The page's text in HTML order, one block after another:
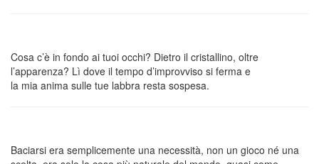
Cosa c’è in fondo ai tuoi occhi? Dietro il cristallino, oltre
l’apparenza? Lì dove il tempo d’improvviso si ferma e
la mia anima sulle tue labbra resta sospesa.
Baciarsi era semplicemente una necessità, non un gioco né una